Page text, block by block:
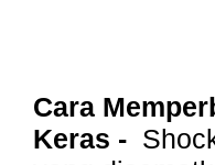
Cara
Keras -